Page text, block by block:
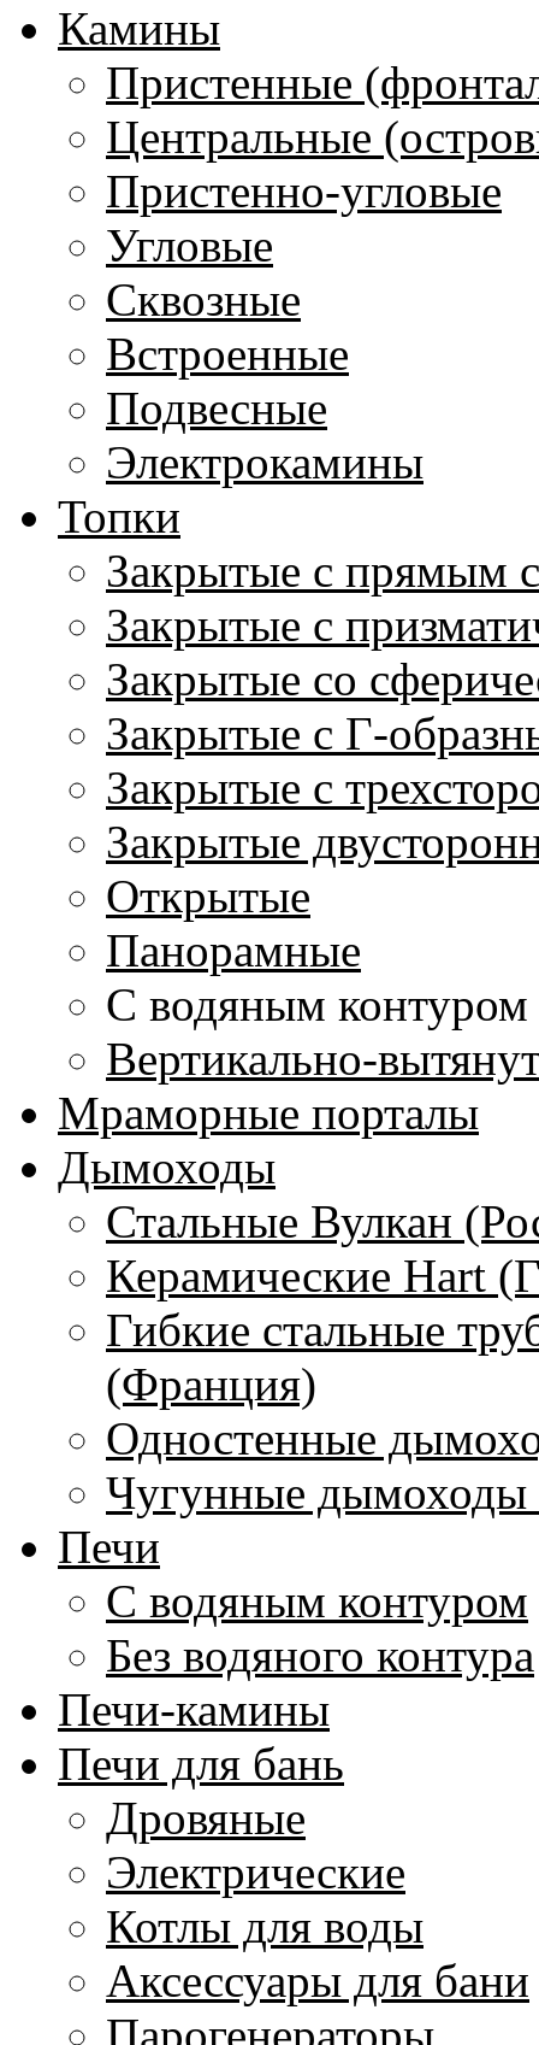
Камины
Пристенные
Центральные
Пристенно-угловые
Угловые
Сквозные
Встроенные
Подвесные
Электрокамины
Топки
Закрытые с прямым
Закрытые с
Закрытые со
Закрытые с Г-
Закрытые с
Закрытые
Открытые
Панорамные
С водяным контуром
Вертикально-
Мраморные порталы
Дымоходы
Стальные Вулкан
Керамические Hart
Гибкие стальные
(Франция)
Одностенные
Чугунные
Печи
С водяным контуром
Без водяного контура
Печи-камины
Печи для бань
Дровяные
Электрические
Котлы для воды
Аксессуары для бани
Парогенераторы